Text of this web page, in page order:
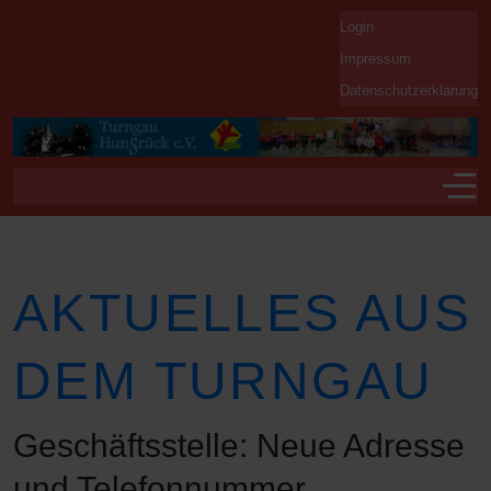
Login
Impressum
Datenschutzerklärung
Off-
AKTUELLES AUS
DEM TURNGAU
Geschäftsstelle: Neue Adresse